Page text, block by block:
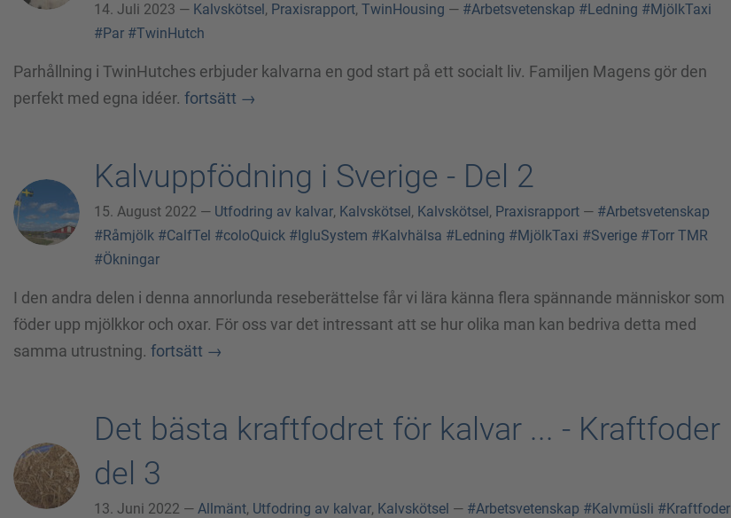
14. Juli 2023 — Kalvskötsel, Praxisrapport, TwinHousing — #Arbetsvetenskap #Ledning #MjölkTaxi
#Par #TwinHutch
Parhållning i TwinHutches erbjuder kalvarna en god start på ett socialt liv. Familjen Magens gör den
perfekt med egna idéer. fortsätt →
Kalvuppfödning i Sverige - Del 2
15. August 2022 — Utfodring av kalvar, Kalvskötsel, Kalvskötsel, Praxisrapport — #Arbetsvetenskap
#Råmjölk #CalfTel #coloQuick #IgluSystem #Kalvhälsa #Ledning #MjölkTaxi #Sverige #Torr TMR
#Ökningar
I den andra delen i denna annorlunda reseberättelse får vi lära känna flera spännande människor som
föder upp mjölkkor och oxar. För oss var det intressant att se hur olika man kan bedriva detta med
samma utrustning. fortsätt →
Det bästa kraftfodret för kalvar ... - Kraftfoder
del 3
13. Juni 2022 — Allmänt, Utfodring av kalvar, Kalvskötsel — #Arbetsvetenskap #Kalvmüsli #Kraftfoder